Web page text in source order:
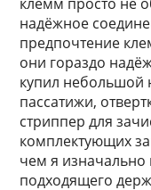
надёжное
предпочтение
они гораздо
купил небольшой
пассатижи,
стриппер для
комплектующих
чем я
подходящего